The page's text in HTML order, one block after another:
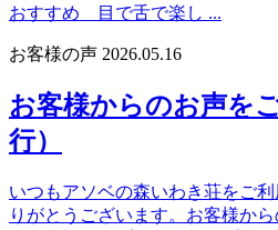
おすすめ 目で舌で楽し ...
お客様の声 2026.05.16
お客様からのお声を
行）
いつもアソベの森いわき荘をご
りがとうございます。お客様か